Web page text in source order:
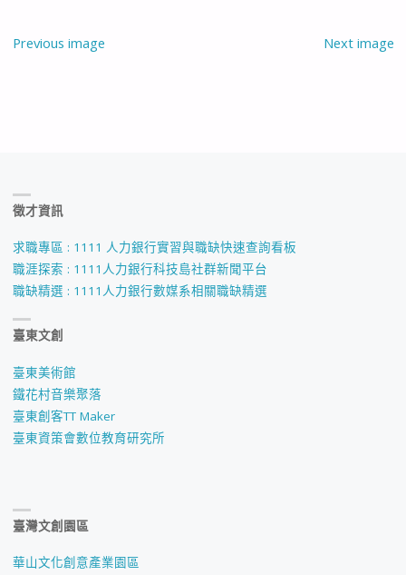
Previous image Next image
徵才資訊
求職專區 : 1111 人力銀行實習與職缺快速查詢看板
職涯探索 : 1111人力銀行科技島社群新聞平台
職缺精選 : 1111人力銀行數媒系相關職缺精選
臺東文創
臺東美術館
鐵花村音樂聚落
臺東創客TT Maker
臺東資策會數位教育研究所
臺灣文創園區
華山文化創意產業園區